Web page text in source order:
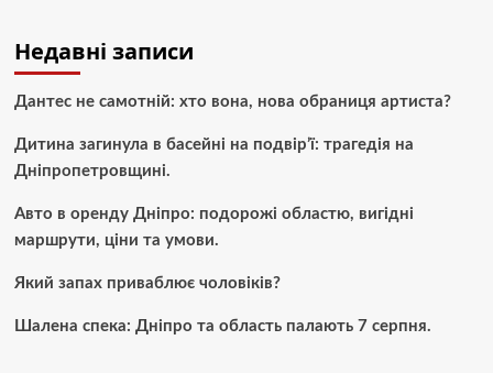
Недавні записи
Дантес не самотній: хто вона, нова обраниця артиста?
Дитина загинула в басейні на подвір’ї: трагедія на
Дніпропетровщині.
Авто в оренду Дніпро: подорожі областю, вигідні
маршрути, ціни та умови.
Який запах приваблює чоловіків?
Шалена спека: Дніпро та область палають 7 серпня.